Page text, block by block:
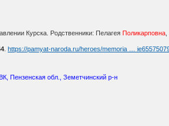
Курска. Родственники: ПелагеяПоликарповна
.https://pamyat-naroda.ru/heroes/memoria …
Пензенская обл., Земетчинский р-н